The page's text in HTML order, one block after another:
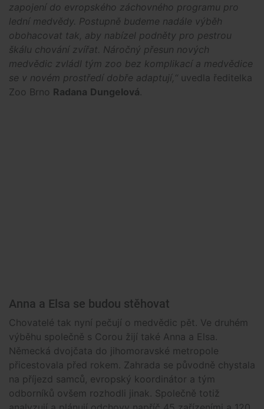
zapojení do evropského záchovného programu pro
lední medvědy. Postupně budeme nadále výběh
obohacovat tak, aby nabízel podněty pro pestrou
škálu chování zvířat. Náročný přesun nových
medvědic zvládl tým zoo bez komplikací a medvědice
se v novém prostředí dobře adaptují,“ uvedla ředitelka
Zoo Brno Radana Dungelová.
Anna a Elsa se budou stěhovat
Chovatelé tak nyní pečují o medvědic pět. Ve druhém
výběhu společně s Corou žijí také Anna a Elsa.
Německá dvojčata do jihomoravské metropole
přicestovala před rokem. Zahrada se původně chystala
na příjezd samců, evropský koordinátor a tým
odborníků ovšem rozhodli jinak. Společně totiž